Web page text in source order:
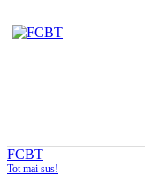
FCBT
Tot mai sus!